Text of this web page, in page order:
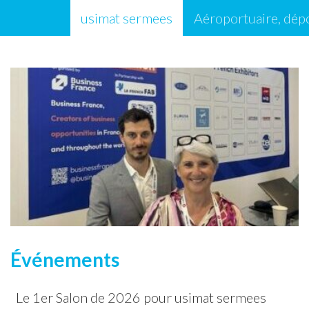
usimat sermees Aéroportuaire,
salons
Événements
Le 1er Salon de 2026 pour usimat sermees